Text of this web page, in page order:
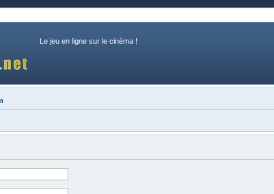
Le jeu en ligne sur le cinéma !